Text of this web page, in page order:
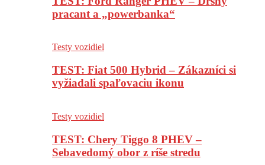
pracant a „powerbanka“
Testy vozidiel
TEST: Fiat 500 Hybrid – Zákazníci si
vyžiadali spaľovaciu ikonu
Testy vozidiel
TEST: Chery Tiggo 8 PHEV –
Sebavedomý obor z ríše stredu